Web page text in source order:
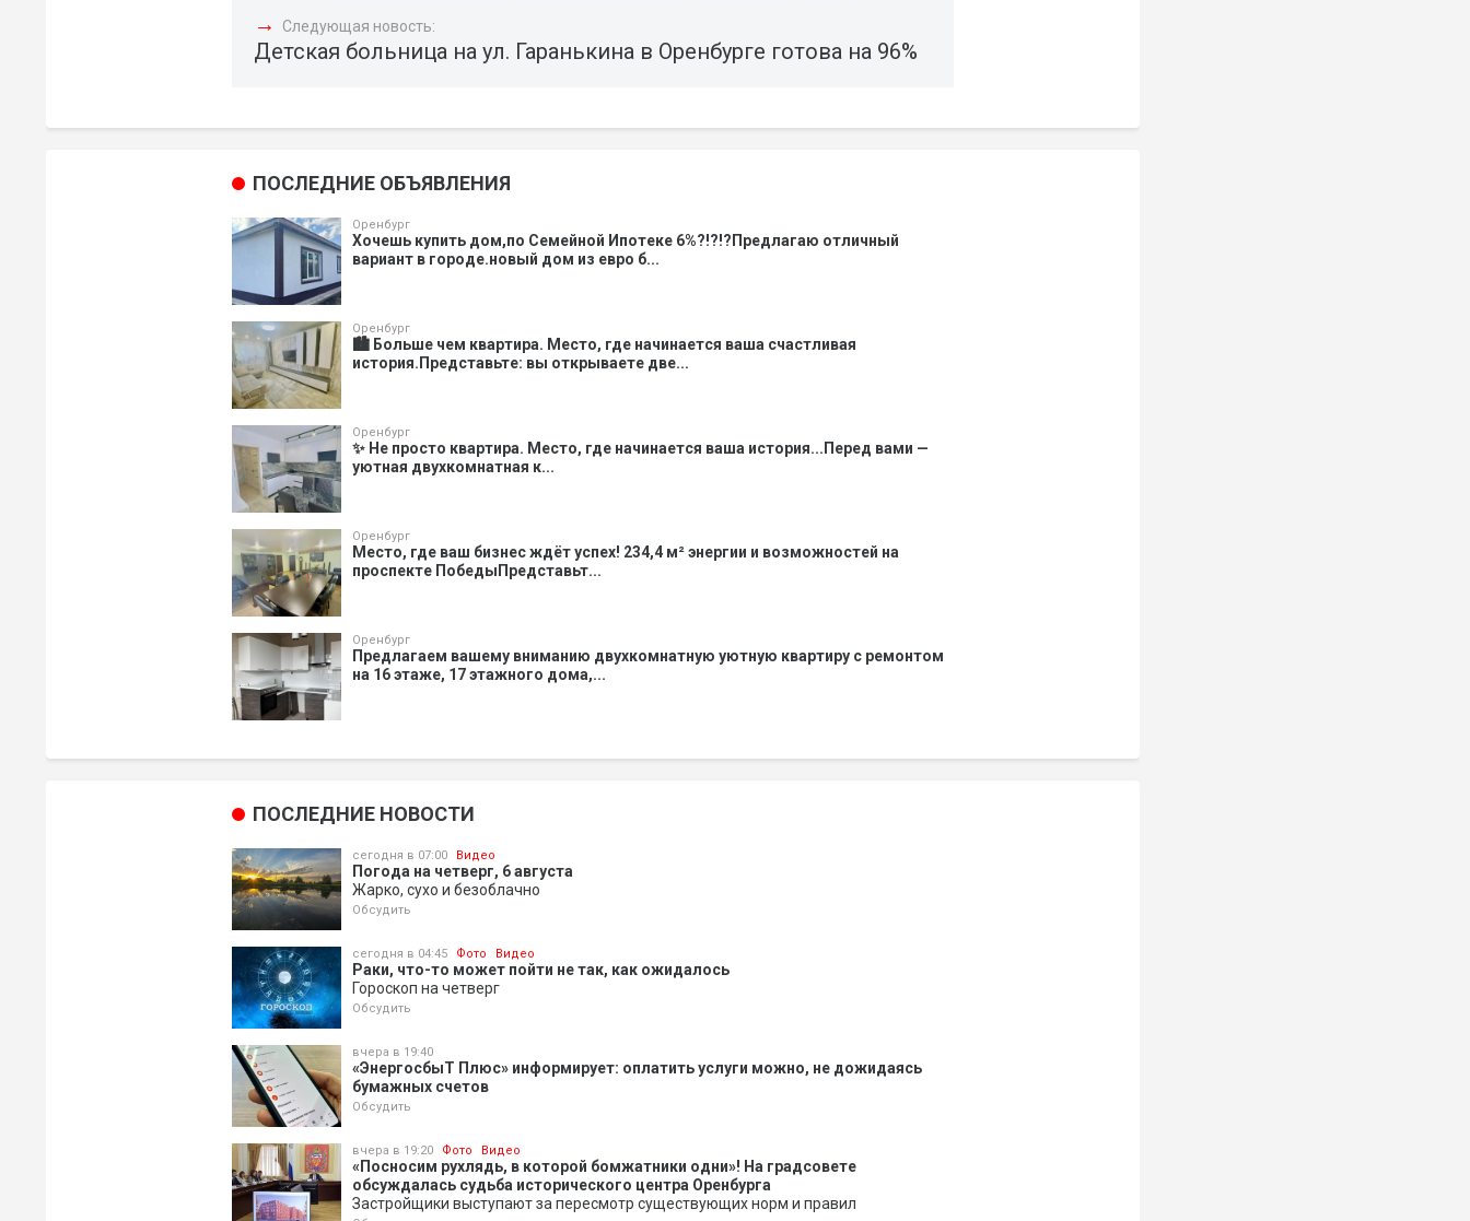
→ Следующая новость:
Детская больница на ул. Гаранькина в Оренбурге готова на 96%
ПОСЛЕДНИЕ ОБЪЯВЛЕНИЯ
Оренбург
Хочешь купить дом,по Семейной Ипотеке 6%?!?!?Предлагаю отличный
вариант в городе.новый дом из евро б...
Оренбург
🏙️ Больше чем квартира. Место, где начинается ваша счастливая
история.Представьте: вы открываете две...
Оренбург
✨ Не просто квартира. Место, где начинается ваша история...Перед вами —
уютная двухкомнатная к...
Оренбург
Место, где ваш бизнес ждёт успех! 234,4 м² энергии и возможностей на
проспекте ПобедыПредставьт...
Оренбург
Предлагаем вашему вниманию двухкомнатную уютную квартиру с ремонтом
на 16 этаже, 17 этажного дома,...
ПОСЛЕДНИЕ НОВОСТИ
сегодня в 07:00 Видео
Погода на четверг, 6 августа
Жарко, сухо и безоблачно
Обсудить
сегодня в 04:45 Фото Видео
Раки, что-то может пойти не так, как ожидалось
Гороскоп на четверг
Обсудить
вчера в 19:40
«ЭнергосбыТ Плюс» информирует: оплатить услуги можно, не дожидаясь
бумажных счетов
Обсудить
вчера в 19:20 Фото Видео
«Посносим рухлядь, в которой бомжатники одни»! На градсовете
обсуждалась судьба исторического центра Оренбурга
Застройщики выступают за пересмотр существующих норм и правил